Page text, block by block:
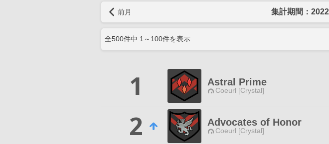
前月 集計期間：
全500件中 1 ～ 100件を表示
1 Astral Prime
Coeurl [Crystal]
2
Advocates of Honor
Coeurl [Crystal]